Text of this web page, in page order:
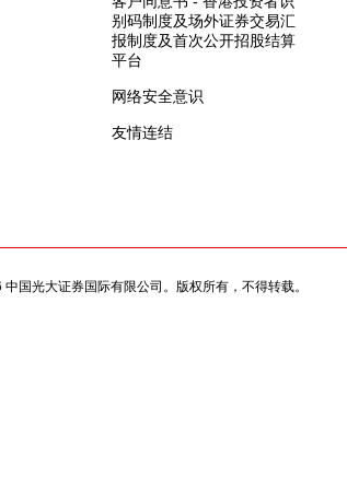
别码制度及场外证券交易汇
报制度及首次公开招股结算
平台
网络安全意识
友情连结
国光大证券国际有限公司。版权所有，不得转载。